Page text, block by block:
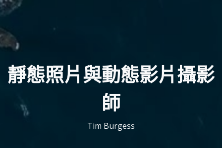
靜態照片與動態影片攝影
師
Tim Burgess